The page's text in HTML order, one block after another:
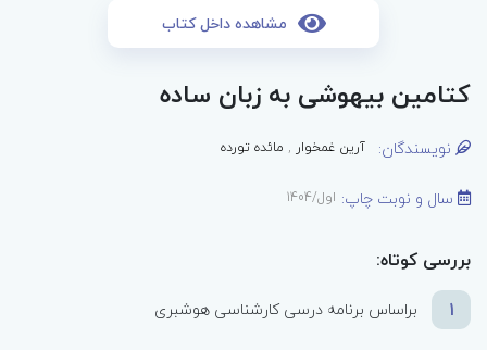
مشاهده داخل کتاب
کتامین بیهوشی به زبان ساده
نویسندگان: آرین غمخوار , مائده تورده
سال و نوبت چاپ: اول/1404
بررسی کوتاه:
1
براساس برنامه درسی کارشناسی هوشبری